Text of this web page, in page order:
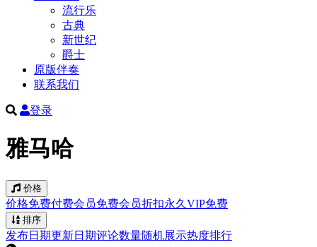
流行乐
古典
新世纪
爵士
原版伴奏
联系我们
登录
雅马哈
价格
价格免费付费会员免费会员折扣永久VIP免费
排序
发布日期更新日期评论数量随机展示热度排行